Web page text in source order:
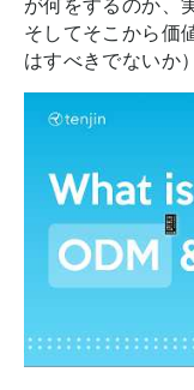
そしてそこから価
はすべきでないか